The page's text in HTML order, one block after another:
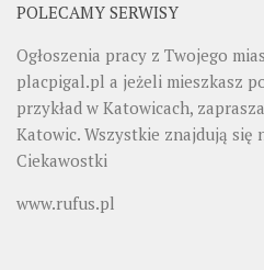
POLECAMY SERWISY
Ogłoszenia pracy z Twojego
placpigal.pl a jeżeli mieszkasz
przykład w Katowicach,
Katowic. Wszystkie znajdują się
Ciekawostki
www.rufus.pl